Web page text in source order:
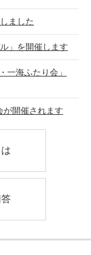
ました
」を開催します
一海ふたり会」
が開催されます